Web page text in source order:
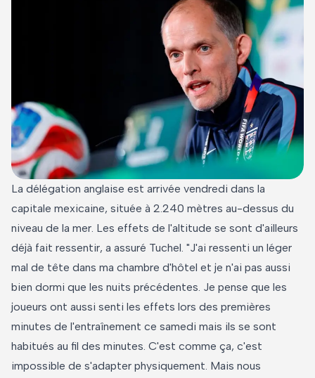
La délégation anglaise est arrivée vendredi dans la
capitale mexicaine, située à 2.240 mètres au-dessus du
niveau de la mer. Les effets de l'altitude se sont d'ailleurs
déjà fait ressentir, a assuré Tuchel. "J'ai ressenti un léger
mal de tête dans ma chambre d'hôtel et je n'ai pas aussi
bien dormi que les nuits précédentes. Je pense que les
joueurs ont aussi senti les effets lors des premières
minutes de l'entraînement ce samedi mais ils se sont
habitués au fil des minutes. C'est comme ça, c'est
impossible de s'adapter physiquement. Mais nous